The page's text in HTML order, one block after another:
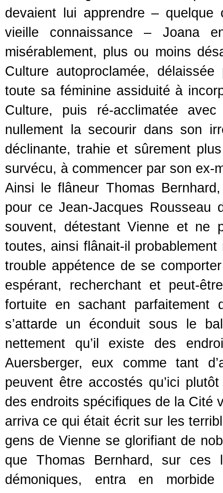
devaient lui apprendre – quelque
vieille connaissance – Joana
misérablement, plus ou moins
Culture autoproclamée,
toute sa féminine assiduité à
Culture, puis ré-acclimatée
nullement la secourir dans son
déclinante, trahie et sûrement
survécu, à commencer par son ex-
Ainsi le flâneur Thomas
pour ce Jean-Jacques Rousseau
souvent, détestant Vienne et ne
toutes, ainsi flânait-il
trouble appétence de se
espérant, recherchant et peut-
fortuite en sachant parfaitement
s’attarde un éconduit sous le
nettement qu’il existe des
Auersberger, eux comme tant
peuvent être accostés qu’ici
des endroits spécifiques de la Cité
arriva ce qui était écrit sur les
gens de Vienne se glorifiant de
que Thomas Bernhard, sur ces
démoniques, entra en